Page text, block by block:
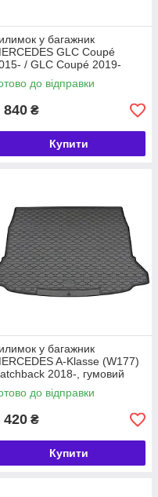
у багажник
GLC Coupé
/ GLC Coupé 2019-
гумовий Rigum Чехія
до відправки
840 ₴
Купити
у багажник
A-Klasse (W177)
2018-, гумовий
Чехія (421088)
до відправки
420 ₴
Купити